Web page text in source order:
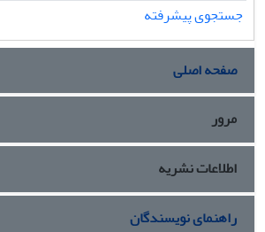
جستجوی پیشرفته
صفحه اصلی
مرور
اطلاعات نشریه
راهنمای نویسندگان